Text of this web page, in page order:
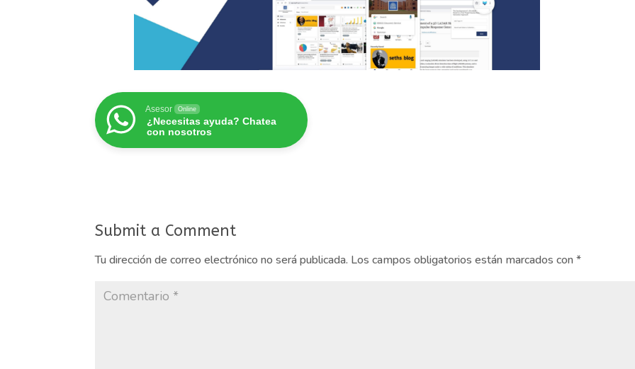
Asesor Online
¿Necesitas ayuda? Chatea
con nosotros
Submit a Comment
Tu dirección de correo electrónico no será publicada. Los campos obligatorios están marcados con*